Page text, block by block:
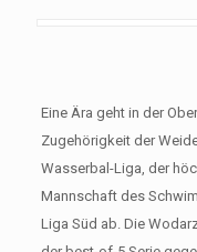
Eine Ära geht in der
Zugehörigkeit der
Wasserbal-Liga, der
Mannschaft des
Liga Süd ab. Die